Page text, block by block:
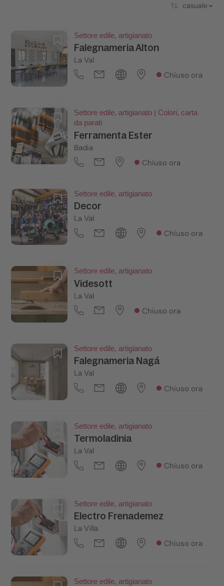
casuale
Settore edile, artigianato
Falegnameria Alton
La Val
Chiuso ora
Settore edile, artigianato | Colori, carta
da parati
Ferramenta Ester
Badia
Chiuso ora
Settore edile, artigianato
Decor
La Val
Chiuso ora
Settore edile, artigianato
Videsott
La Val
Chiuso ora
Settore edile, artigianato
Falegnameria Nagá
La Val
Chiuso ora
Settore edile, artigianato
Termoladinia
La Val
Chiuso ora
Settore edile, artigianato
Electro Frenademez
La Villa
Chiuso ora
Settore edile, artigianato